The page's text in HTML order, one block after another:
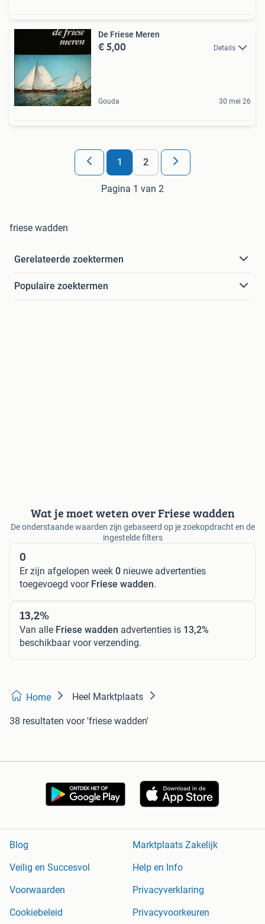
De Friese Meren
€ 5,00 Details
Gouda 30 mei 26
1 2
Pagina 1 van 2
friese wadden
Gerelateerde zoektermen
Populaire zoektermen
Wat je moet weten over Friese wadden
De onderstaande waarden zijn gebaseerd op je zoekopdracht en de
ingestelde filters
0
Er zijn afgelopen week 0 nieuwe advertenties
toegevoegd voor Friese wadden.
13,2%
Van alle Friese wadden advertenties is 13,2%
beschikbaar voor verzending.
Home Heel Marktplaats
38 resultaten voor 'friese wadden'
Blog
Marktplaats Zakelijk
Veilig en Succesvol
Help en Info
Voorwaarden
Privacyverklaring
Cookiebeleid
Privacyvoorkeuren